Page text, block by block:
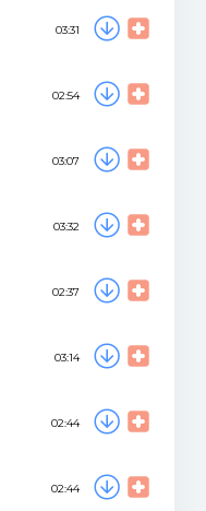
03:31
02:54
03:07
03:32
02:37
03:14
02:44
02:44